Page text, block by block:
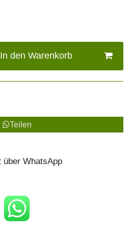
In den Warenkorb
Teilen
über WhatsApp